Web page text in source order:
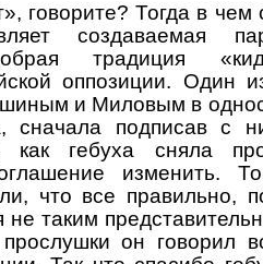
говорите? Тогда в чем
создаваемая
традиция
оппозиции. Один
и Миловым в
сначала подписав с
как гебуха сняла
изменить.
что все правильно,
таким
он говорил